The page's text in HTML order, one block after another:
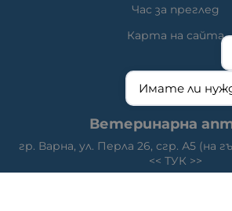
Час за преглед
Карта на сайта
КОНТАКТИ
Ветеринарна
гр. Варна, ул. Перла 26, сгр. А5 (на
<< ТУК >>
Имате ли